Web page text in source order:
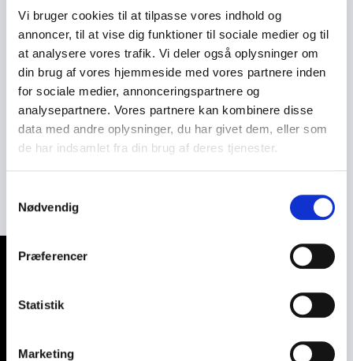
Vi bruger cookies til at tilpasse vores indhold og
annoncer, til at vise dig funktioner til sociale medier og til
at analysere vores trafik. Vi deler også oplysninger om
din brug af vores hjemmeside med vores partnere inden
for sociale medier, annonceringspartnere og
analysepartnere. Vores partnere kan kombinere disse
data med andre oplysninger, du har givet dem, eller som
de har indsamlet fra din brug af deres tjenester.
Nødvendig
Præferencer
Statistik
Marketing
faglig indsigt, iværksættererfaring og en evne til at
inspirere og engagere sit publikum, er Morten O. A.
Sommer et oplagt valg. Hans foredrag bringer viden
til live og giver konkrete værktøjer, som kan anvendes
både personligt og professionelt. Book Morten O. A.
Sommer til jeres næste konference, seminar eller
virksomhedsevent, og oplev en forsker og
iværksætter, der viser, hvordan videnskab kan være